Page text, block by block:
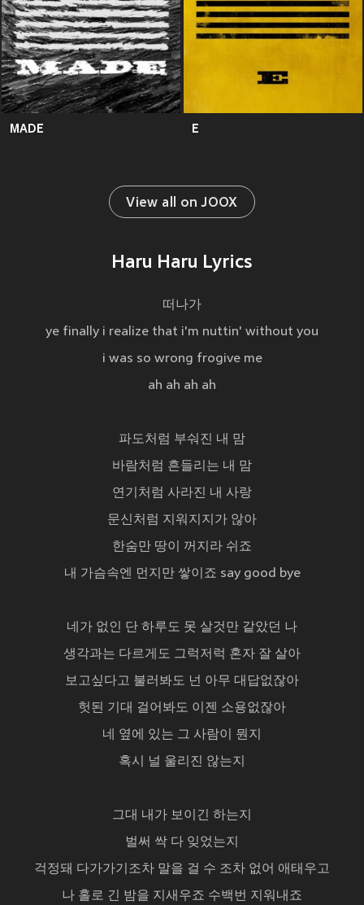
MADE E
View all on JOOX
Haru Haru Lyrics
떠나가
ye finally i realize that i'm nuttin' without you
i was so wrong frogive me
ah ah ah ah
파도처럼 부숴진 내 맘
바람처럼 흔들리는 내 맘
연기처럼 사라진 내 사랑
문신처럼 지워지지가 않아
한숨만 땅이 꺼지라 쉬죠
내 가슴속엔 먼지만 쌓이죠 say good bye
네가 없인 단 하루도 못 살것만 같았던 나
생각과는 다르게도 그럭저럭 혼자 잘 살아
보고싶다고 불러봐도 넌 아무 대답없잖아
헛된 기대 걸어봐도 이젠 소용없잖아
네 옆에 있는 그 사람이 뭔지
혹시 널 울리진 않는지
그대 내가 보이긴 하는지
벌써 싹 다 잊었는지
걱정돼 다가가기조차 말을 걸 수 조차 없어 애태우고
나 홀로 긴 밤을 지새우죠 수백번 지워내죠